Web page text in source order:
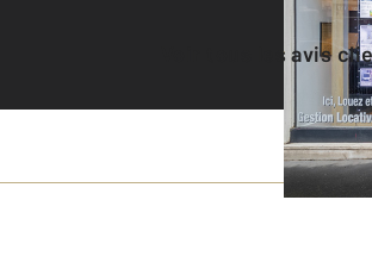
Voir tous les avis